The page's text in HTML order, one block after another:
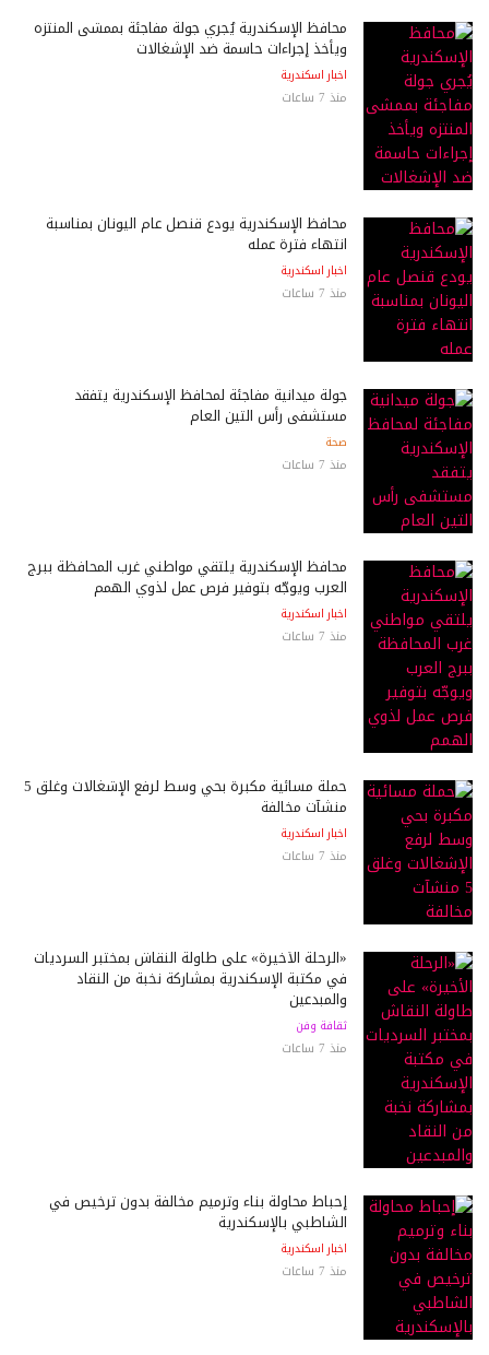
محافظ الإسكندرية يُجري جولة مفاجئة بممشى المنتزه
ويأخذ إجراءات حاسمة ضد الإشغالات
اخبار اسكندرية
منذ 7 ساعات
محافظ الإسكندرية يودع قنصل عام اليونان بمناسبة
انتهاء فترة عمله
اخبار اسكندرية
منذ 7 ساعات
جولة ميدانية مفاجئة لمحافظ الإسكندرية يتفقد
مستشفى رأس التين العام
صحة
منذ 7 ساعات
محافظ الإسكندرية يلتقي مواطني غرب المحافظة ببرج
العرب ويوجّه بتوفير فرص عمل لذوي الهمم
اخبار اسكندرية
منذ 7 ساعات
حملة مسائية مكبرة بحي وسط لرفع الإشغالات وغلق 5
منشآت مخالفة
اخبار اسكندرية
منذ 7 ساعات
«الرحلة الأخيرة» على طاولة النقاش بمختبر السرديات
في مكتبة الإسكندرية بمشاركة نخبة من النقاد
والمبدعين
ثقافة وفن
منذ 7 ساعات
إحباط محاولة بناء وترميم مخالفة بدون ترخيص في
الشاطبي بالإسكندرية
اخبار اسكندرية
منذ 7 ساعات